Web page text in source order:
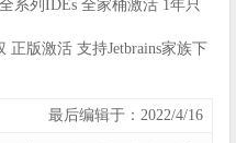
全系列IDEs 全家桶激活 1年只
正版激活 支持Jetbrains家族下
最后编辑于：2022/4/16